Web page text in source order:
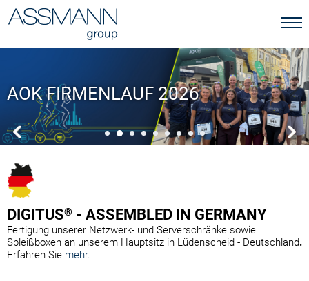
AOK FIRMENLAUF 2026
DIGITUS® - ASSEMBLED IN GERMANY
Fertigung unserer Netzwerk- und Serverschränke sowie
Spleißboxen an unserem Hauptsitz in Lüdenscheid - Deutschland.
Erfahren Sie mehr.